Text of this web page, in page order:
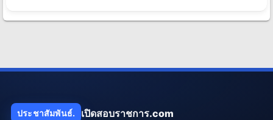
ประชาสัมพันธ์. เปิดสอบราชการ.com